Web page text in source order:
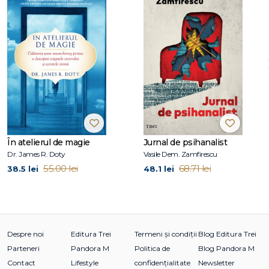
puțini dintre cei din afară au ocazia să se bucure." –
Minneapolis Star-Tribune
Deborah Feldman s-a născut și a crescut în comunitatea
hasidică din Williamsburg, Brooklyn, iar limba ei maternă
este idiș. La 25 de ani, a publicat memoriile Neortodox.
Scandalul pe care l-am provocat renunțând la rădăcinile
mele hasidice, adaptate ulterior într-un scenariu pentru o
miniserie Netflix difuzată în martie 2020. Serialul a fost
nominalizat la opt categorii ale premiilor Emmy și a câștigat
premiul pentru cea mai bună regie, iar cartea a fost tradusă
în 25 de limbi.
Deborah locuiește la Berlin, împreună cu fiul ei în vârstă de
În atelierul de magie
Dr. James R. Doty
38.5 lei 55.00 lei
Jurnal de psihanalist
Vasile Dem. Zamfirescu
48.1 lei 68.71 lei
Despre noi
Parteneri
Contact
Editura Trei
Pandora M
Lifestyle
Termeni și condiții
Politica de
confidențialitate
Blog Editura Trei
Blog Pandora M
Newsletter